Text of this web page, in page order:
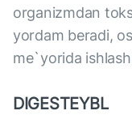
organizmdan
yordam beradi,
me`yorida
DIGESTEYBL